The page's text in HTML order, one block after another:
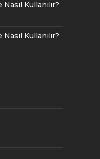
Kullanılır?
Kullanılır?